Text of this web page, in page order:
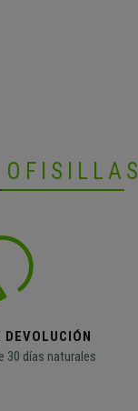
OFISILLAS
DEVOLUCIÓN
30 días naturales